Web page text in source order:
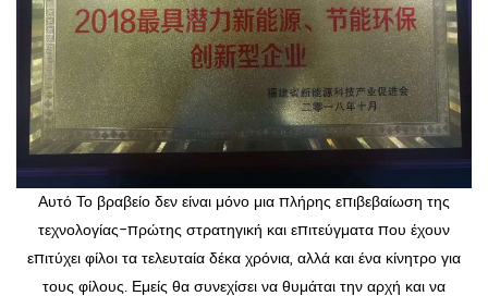
Αυτό Το βραβείο δεν είναι μόνο μια πλήρης επιβεβαίωση της
τεχνολογίας-πρώτης στρατηγική και επιτεύγματα που έχουν
επιτύχει φίλοι τα τελευταία δέκα χρόνια, αλλά και ένα κίνητρο για
τους φίλους. Εμείς θα συνεχίσει να θυμάται την αρχή και να